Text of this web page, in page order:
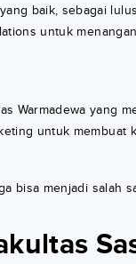
baik, sebagai
untuk
Warmadewa yang
untuk
bisa menjadi salah